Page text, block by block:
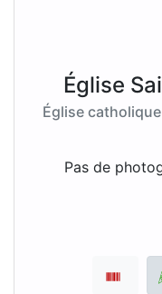
Église
Église
Pas de